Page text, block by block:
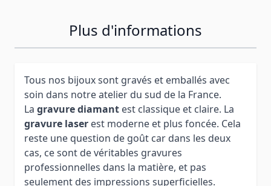
Plus d'informations
Tous nos bijoux sont gravés et emballés avec
soin dans notre atelier du sud de la France.
La gravure diamant est classique et claire. La
gravure laser est moderne et plus foncée. Cela
reste une question de goût car dans les deux
cas, ce sont de véritables gravures
professionnelles dans la matière, et pas
seulement des impressions superficielles.